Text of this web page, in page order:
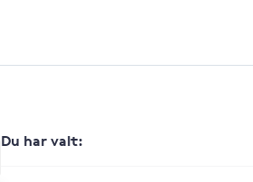
Du har valt: